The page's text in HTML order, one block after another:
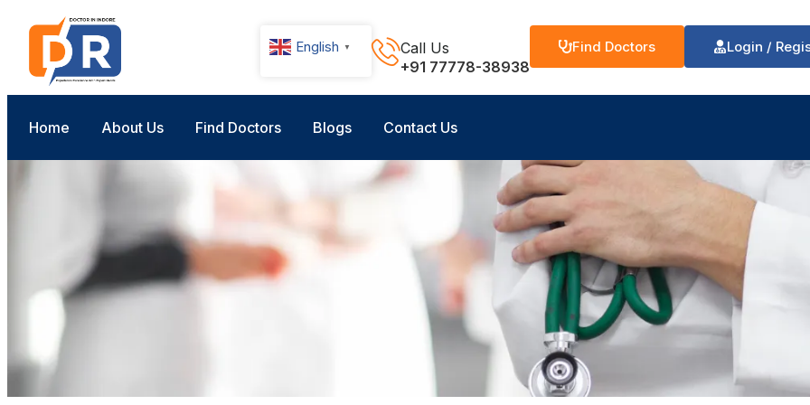
English ▼
Call Us
+91 77778-38938
Find Doctors Login /
Home About Us Find Doctors Blogs Contact Us